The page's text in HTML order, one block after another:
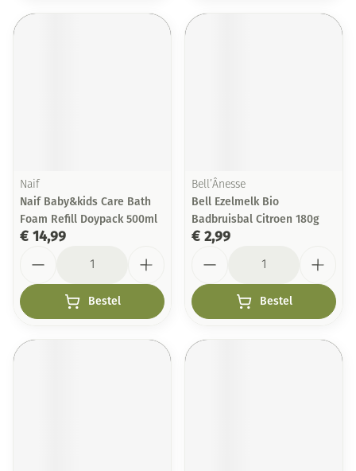
Naif
Naif Baby&kids Care Bath
Foam Refill Doypack 500ml
€ 14,99
Bestel
Bell’Ânesse
Bell Ezelmelk Bio
Badbruisbal Citroen 180g
€ 2,99
Bestel